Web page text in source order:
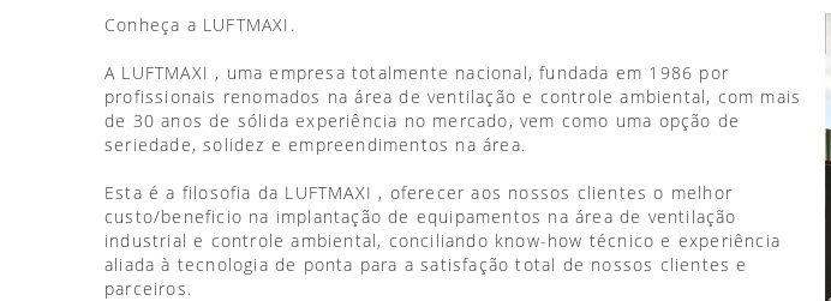
Conheça a LUFTMAXI.
A LUFTMAXI , uma empresa totalmente nacional, fundada em 1986 por
profissionais renomados na área de ventilação e controle ambiental, com mais
de 30 anos de sólida experiência no mercado, vem como uma opção de
seriedade, solidez e empreendimentos na área.
Esta é a filosofia da LUFTMAXI , oferecer aos nossos clientes o melhor
custo/beneficio na implantação de equipamentos na área de ventilação
industrial e controle ambiental, conciliando know-how técnico e experiência
aliada à tecnologia de ponta para a satisfação total de nossos clientes e
parceiros.